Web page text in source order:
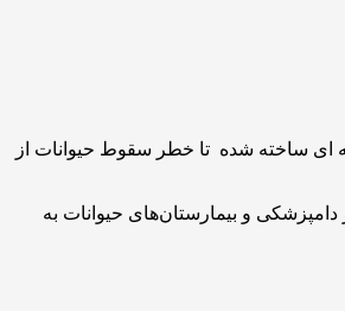
ای ساخته شده تا خطر سقوط حیوانات از
و بیمارستان‌های حیوانات به